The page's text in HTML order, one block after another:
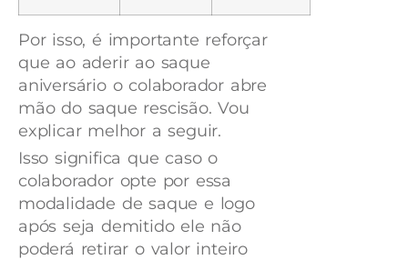
Por isso, é importante reforçar
que ao aderir ao saque
aniversário o colaborador abre
mão do saque rescisão. Vou
explicar melhor a seguir.
Isso significa que caso o
colaborador opte por essa
modalidade de saque e logo
após seja demitido ele não
poderá retirar o valor inteiro